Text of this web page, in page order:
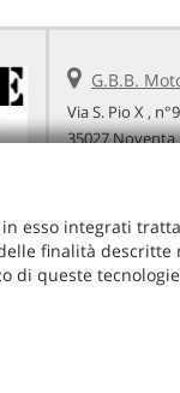
G.B.B.
Via S. Pio X ,
35027 Noventa
Email:
Indicazioni
Tutti i diritti riservati
esso integrati
finalità
di queste